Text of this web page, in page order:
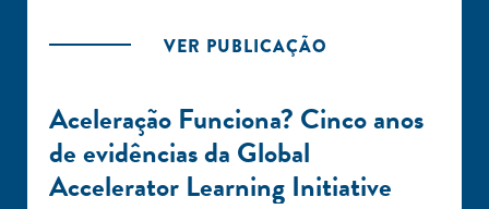
proporciona-se uma visão geral de onde e como o
região como um todo e se aprofunda nos três
maiores mercados: Brasil, Colômbia e México."
VER PUBLICAÇÃO
Aceleração Funciona? Cinco anos
de evidências da Global
Accelerator Learning Initiative